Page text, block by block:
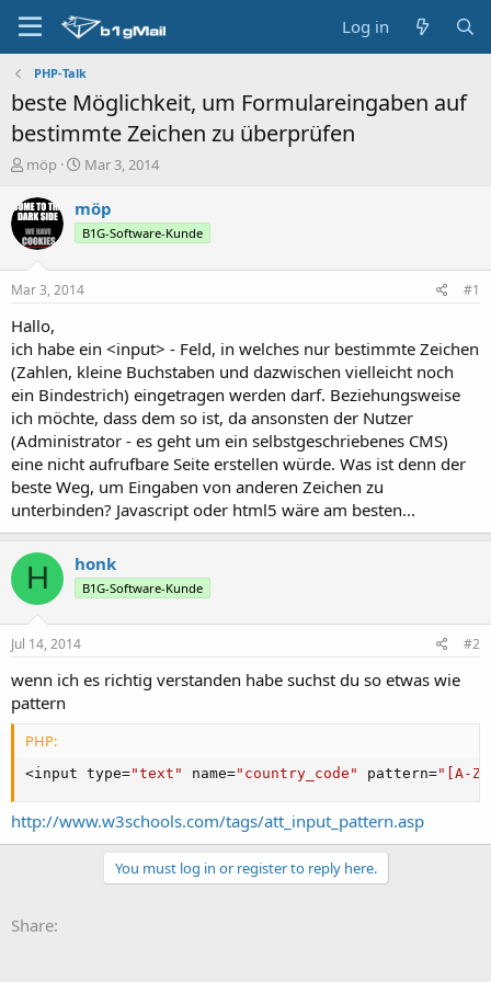
Log in
PHP-Talk
beste Möglichkeit, um Formulareingaben auf
bestimmte Zeichen zu überprüfen
T
r
e
a
t
a
r
t
e
r
möp
S
a
r
t
Mar 3, 2014
möp
B1G-Software-Kunde
Mar 3, 2014 #1
Hallo,
ich habe ein <input> - Feld, in welches nur bestimmte Zeichen
(Zahlen, kleine Buchstaben und dazwischen vielleicht noch
ein Bindestrich) eingetragen werden darf. Beziehungsweise
ich möchte, dass dem so ist, da ansonsten der Nutzer
(Administrator - es geht um ein selbstgeschriebenes CMS)
eine nicht aufrufbare Seite erstellen würde. Was ist denn der
beste Weg, um Eingaben von anderen Zeichen zu
unterbinden? Javascript oder html5 wäre am besten...
H honk
B1G-Software-Kunde
Jul 14, 2014 #2
wenn ich es richtig verstanden habe suchst du so etwas wie
pattern
PHP:
<input type="text" name="country_code" pattern="[A-
http://www.w3schools.com/tags/att_input_pattern.asp
You must log in or register to reply here.
Share: